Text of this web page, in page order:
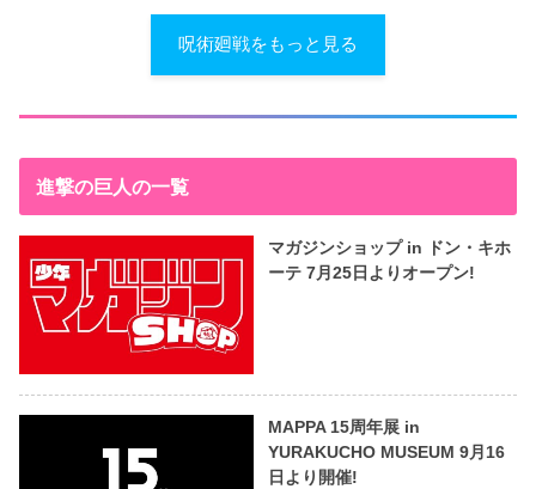
呪術廻戦をもっと見る
進撃の巨人の一覧
マガジンショップ in ドン・キホ
ーテ 7月25日よりオープン!
MAPPA 15周年展 in
YURAKUCHO MUSEUM 9月16
日より開催!